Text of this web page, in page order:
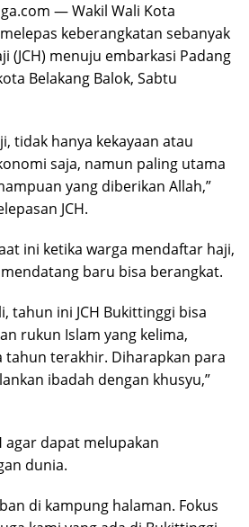
— Wakil Wali Kota
keberangkatan sebanyak
(JCH) menuju embarkasi Padang
Belakang Balok, Sabtu
tidak hanya kekayaan atau
saja, namun paling utama
yang diberikan Allah,”
JCH.
ini ketika warga mendaftar haji,
baru bisa berangkat.
tahun ini JCH Bukittinggi bisa
rukun Islam yang kelima,
terakhir. Diharapkan para
ibadah dengan khusyu,”
agar dapat melupakan
dunia.
di kampung halaman. Fokus